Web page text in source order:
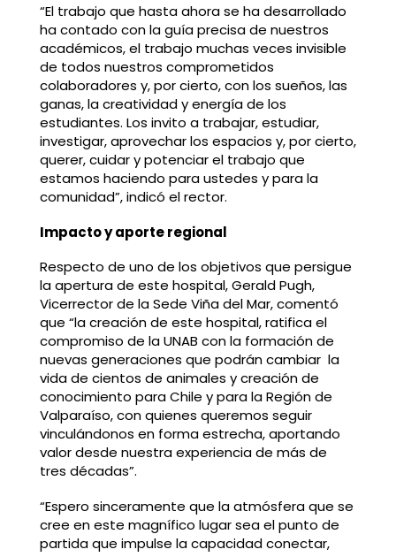
“El trabajo que hasta ahora se ha desarrollado
ha contado con la guía precisa de nuestros
académicos, el trabajo muchas veces invisible
de todos nuestros comprometidos
colaboradores y, por cierto, con los sueños, las
ganas, la creatividad y energía de los
estudiantes. Los invito a trabajar, estudiar,
investigar, aprovechar los espacios y, por cierto,
querer, cuidar y potenciar el trabajo que
estamos haciendo para ustedes y para la
comunidad”, indicó el rector.
Impacto y aporte regional
Respecto de uno de los objetivos que persigue
la apertura de este hospital, Gerald Pugh,
Vicerrector de la Sede Viña del Mar, comentó
que “la creación de este hospital, ratifica el
compromiso de la UNAB con la formación de
nuevas generaciones que podrán cambiar la
vida de cientos de animales y creación de
conocimiento para Chile y para la Región de
Valparaíso, con quienes queremos seguir
vinculándonos en forma estrecha, aportando
valor desde nuestra experiencia de más de
tres décadas”.
“Espero sinceramente que la atmósfera que se
cree en este magnífico lugar sea el punto de
partida que impulse la capacidad conectar,